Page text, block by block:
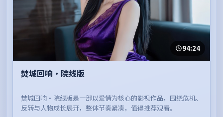
94:24
焚城回响·院线版
焚城回响·院线版是一部以爱情为核心的影视作品，围绕危机、
反转与人物成长展开，整体节奏紧凑，值得推荐观看。